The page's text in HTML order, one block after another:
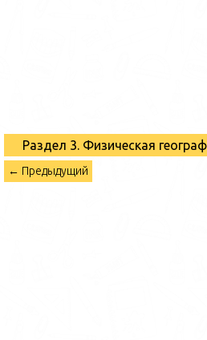
Раздел 3. Физическая
← Предыдущий